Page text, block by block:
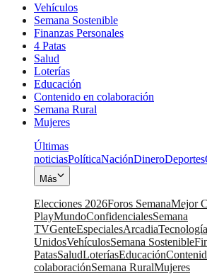
Vehículos
Semana Sostenible
Finanzas Personales
4 Patas
Salud
Loterías
Educación
Contenido en colaboración
Semana Rural
Mujeres
Últimas
noticiasPolíticaNaciónDineroDeportes
Más
Elecciones 2026Foros SemanaMejor
PlayMundoConfidencialesSemana
TVGenteEspecialesArcadiaTecnología
UnidosVehículosSemana Sostenible
PatasSaludLoteríasEducación
colaboraciónSemana RuralMujeres